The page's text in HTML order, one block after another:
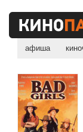
афиша